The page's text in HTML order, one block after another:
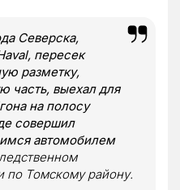
Северска,
пересек
разметку,
часть, выехал для
на полосу
совершил
автомобилем
Томскому району.